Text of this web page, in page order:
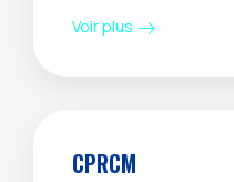
Voir plus
CPRCM